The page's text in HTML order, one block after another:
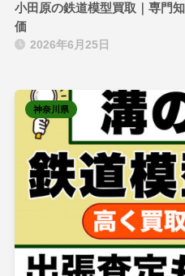
小田原の鉄道模型買取｜専門
価
2026年6月25日
神奈川県